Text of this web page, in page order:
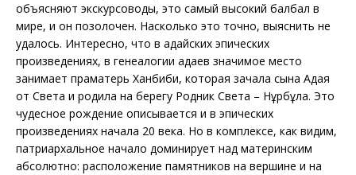
объясняют экскурсоводы, это самый высокий балбал в
мире, и он позолочен. Насколько это точно, выяснить не
удалось. Интересно, что в адайских эпических
произведениях, в генеалогии адаев значимое место
занимает праматерь Ханбиби, которая зачала сына Адая
от Света и родила на берегу Родник Света – Нұрбұлақ. Это
чудесное рождение описывается и в эпических
произведениях начала 20 века. Но в комплексе, как видим,
патриархальное начало доминирует над материнским
абсолютно: расположение памятников на вершине и на